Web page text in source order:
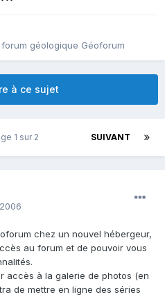
géologique Géoforum
à ce sujet
SUIVANT
1 sur 2
chez un nouvel hébergeur,
au forum et de pouvoir vous
accès à la galerie de photos (en
de mettre en ligne des séries